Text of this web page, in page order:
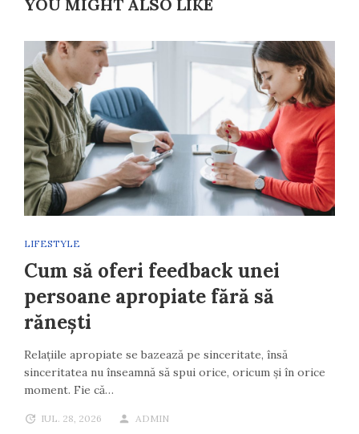
YOU MIGHT ALSO LIKE
LIFESTYLE
Cum să oferi feedback unei
persoane apropiate fără să
rănești
Relațiile apropiate se bazează pe sinceritate, însă
sinceritatea nu înseamnă să spui orice, oricum și în orice
moment. Fie că…
IUL. 28, 2026 ADMIN